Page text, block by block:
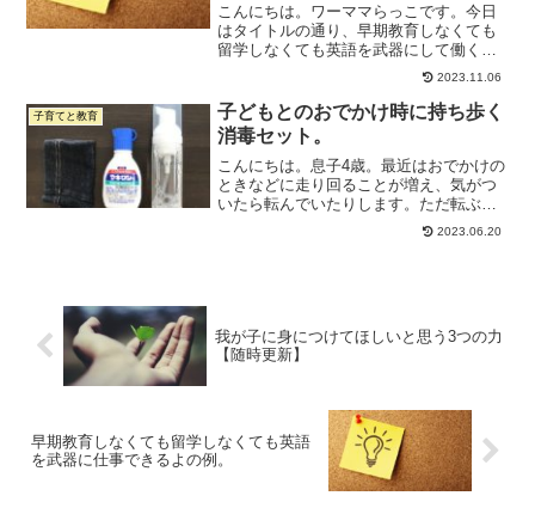
こんにちは。ワーママらっこです。今日
はタイトルの通り、早期教育しなくても
留学しなくても英語を武器にして働くこ
とはできるよ、っていう話について書き
たいと思います。少し前にこんな記事を
書きました。英語教育を急ぐ必要なんて
ないと思う【英語が苦手な...
2023.11.06
子育てと教育
子どもとのおでかけ時に持ち歩く
消毒セット。
こんにちは。息子4歳。最近はおでかけの
ときなどに走り回ることが増え、気がつ
いたら転んでいたりします。ただ転ぶだ
けならいいのですが、流血していること
も多々あり、、砂の上で転んだりすると
2023.06.20
我が子に身につけてほしいと思う3つの力
【随時更新】
早期教育しなくても留学しなくても英語
を武器に仕事できるよの例。